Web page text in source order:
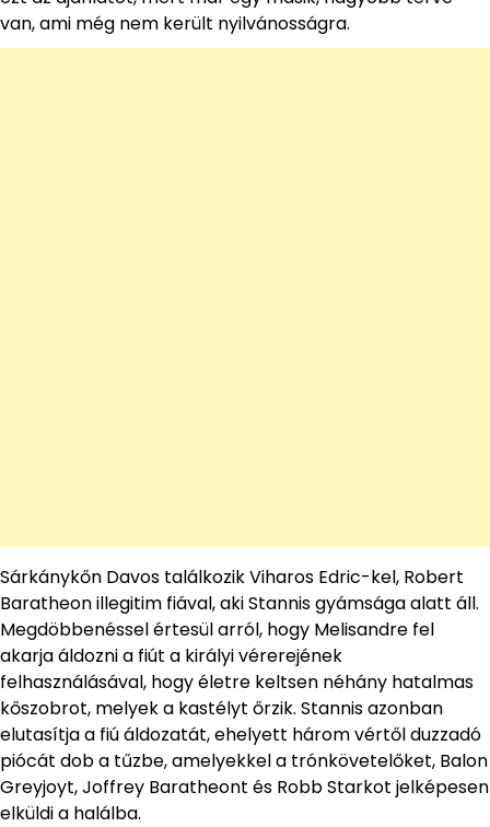
van, ami még nem került nyilvánosságra.
Sárkánykőn Davos találkozik Viharos Edric-kel, Robert
Baratheon illegitim fiával, aki Stannis gyámsága alatt áll.
Megdöbbenéssel értesül arról, hogy Melisandre fel
akarja áldozni a fiút a királyi vérerejének
felhasználásával, hogy életre keltsen néhány hatalmas
kőszobrot, melyek a kastélyt őrzik. Stannis azonban
elutasítja a fiú áldozatát, ehelyett három vértől duzzadó
piócát dob a tűzbe, amelyekkel a trónkövetelőket, Balon
Greyjoyt, Joffrey Baratheont és Robb Starkot jelképesen
elküldi a halálba.